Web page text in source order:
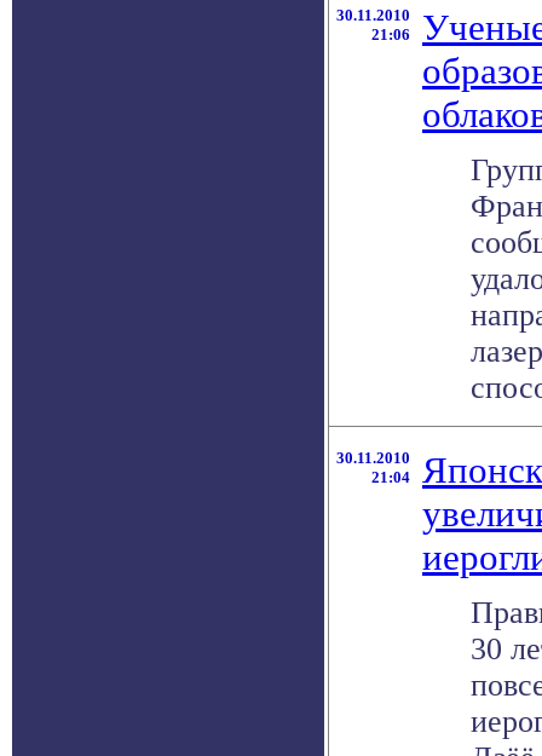
30.11.2010
21:06
30.11.2010
21:04
30